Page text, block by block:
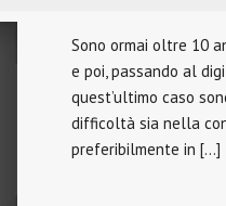
Sono ormai oltre 10
e poi, passando al
quest’ultimo caso
difficoltà sia nella
preferibilmente in […]